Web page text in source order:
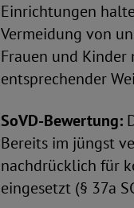
Einrichtungen
Vermeidung von
Frauen und Kinder
entsprechender
SoVD-Bewertung:
Bereits im jüngst
nachdrücklich für
eingesetzt (§ 37a